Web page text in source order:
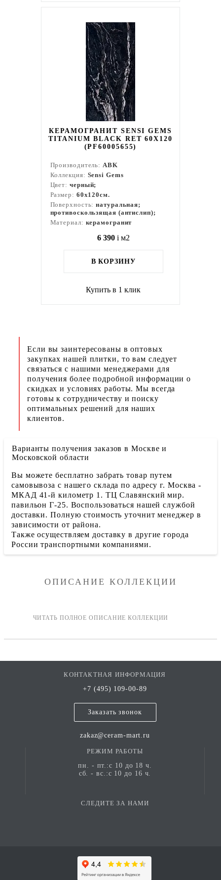
КЕРАМОГРАНИТ SENSI GEMS
TITANIUM BLACK RET 60X120
(PF60005655)
Производитель:ABK
Коллекция: Sensi Gems
Цвет: черный;
Размер: 60x120см.
Поверхность:натуральная;
противоскользящая (антислип);
Материал: керамогранит
6 390 i м2
В КОРЗИНУ
Купить в 1 клик
Если вы заинтересованы в оптовых
закупках нашей плитки, то вам следует
связаться с нашими менеджерами для
получения более подробной информации о
скидках и условиях работы. Мы всегда
готовы к сотрудничеству и поиску
оптимальных решений для наших
клиентов.
Варианты получения заказов в Москве и
Московской области
Вы можете бесплатно забрать товар путем
самовывоза с нашего склада по адресу г. Москва -
МКАД 41-й километр 1. ТЦ Славянский мир.
павильон Г-25. Воспользоваться нашей службой
доставки. Полную стоимость уточнит менеджер в
зависимости от района.
Также осуществляем доставку в другие города
России транспортными компаниями.
ОПИСАНИЕ КОЛЛЕКЦИИ
КОНТАКТНАЯ ИНФОРМАЦИЯ
+7 (495) 109-00-89
Заказать звонок
zakaz@ceram-mart.ru
РЕЖИМ РАБОТЫ
пн. - пт.:с 10 до 18 ч.
сб. - вс.:с 10 до 16 ч.
СЛЕДИТЕ ЗА НАМИ